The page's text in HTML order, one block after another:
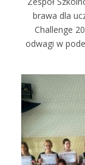
brawa dla
Challenge
odwagi w